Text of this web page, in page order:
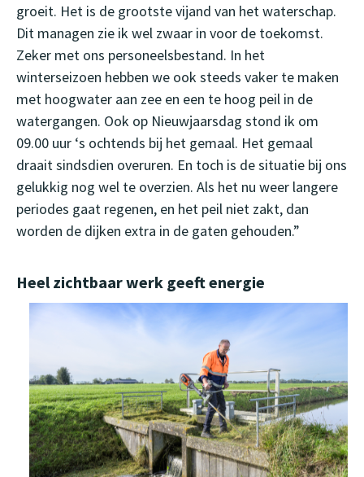
groeit. Het is de grootste vijand van het waterschap.
Dit managen zie ik wel zwaar in voor de toekomst.
Zeker met ons personeelsbestand. In het
winterseizoen hebben we ook steeds vaker te maken
met hoogwater aan zee en een te hoog peil in de
watergangen. Ook op Nieuwjaarsdag stond ik om
09.00 uur ‘s ochtends bij het gemaal. Het gemaal
draait sindsdien overuren. En toch is de situatie bij ons
gelukkig nog wel te overzien. Als het nu weer langere
periodes gaat regenen, en het peil niet zakt, dan
worden de dijken extra in de gaten gehouden.”
Heel zichtbaar werk geeft energie